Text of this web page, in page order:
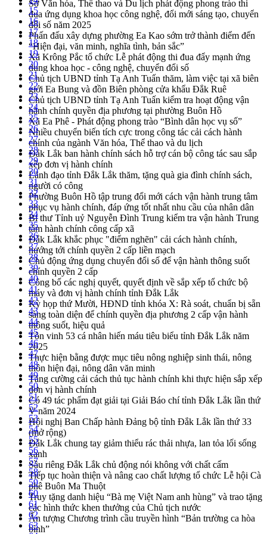
Sở Văn hóa, Thể thao và Du lịch phát động phong trào thi
đua ứng dụng khoa học công nghệ, đổi mới sáng tạo, chuyển
đổi số năm 2025
Phấn đấu xây dựng phường Ea Kao sớm trở thành điểm đến
“Hiện đại, văn minh, nghĩa tình, bản sắc”
Xã Krông Pắc tổ chức Lễ phát động thi đua đẩy mạnh ứng
dụng khoa học - công nghệ, chuyển đổi số
Chủ tịch UBND tỉnh Tạ Anh Tuấn thăm, làm việc tại xã biên
giới Ea Bung và đồn Biên phòng cửa khẩu Đắk Ruê
Chủ tịch UBND tỉnh Tạ Anh Tuấn kiểm tra hoạt động vận
hành chính quyền địa phương tại phường Buôn Hồ
Xã Ea Phê - Phát động phong trào “Bình dân học vụ số”
Nhiều chuyển biến tích cực trong công tác cải cách hành
chính của ngành Văn hóa, Thể thao và du lịch
Đắk Lắk ban hành chính sách hỗ trợ cán bộ công tác sau sắp
xếp đơn vị hành chính
Lãnh đạo tỉnh Đắk Lắk thăm, tặng quà gia đình chính sách,
người có công
Phường Buôn Hồ tập trung đổi mới cách vận hành trung tâm
phục vụ hành chính, đáp ứng tốt nhất nhu cầu của nhân dân
Bí thư Tỉnh uỷ Nguyễn Đình Trung kiểm tra vận hành Trung
tâm hành chính công cấp xã
Đắk Lắk khắc phục "điểm nghẽn" cải cách hành chính,
hướng tới chính quyền 2 cấp liền mạch
Chủ động ứng dụng chuyển đổi số để vận hành thông suốt
chính quyền 2 cấp
Công bố các nghị quyết, quyết định về sắp xếp tổ chức bộ
máy và đơn vị hành chính tỉnh Đắk Lắk
Kỳ họp thứ Mười, HĐND tỉnh khóa X: Rà soát, chuẩn bị sẵn
sàng toàn diện để chính quyền địa phương 2 cấp vận hành
thông suốt, hiệu quả
Tôn vinh 53 cá nhân hiến máu tiêu biểu tỉnh Đắk Lắk năm
2025
Thực hiện bằng được mục tiêu nông nghiệp sinh thái, nông
thôn hiện đại, nông dân văn minh
Tăng cường cải cách thủ tục hành chính khi thực hiện sắp xếp
đơn vị hành chính
Có 49 tác phẩm đạt giải tại Giải Báo chí tỉnh Đắk Lắk lần thứ
V năm 2024
Hội nghị Ban Chấp hành Đảng bộ tỉnh Đắk Lắk lần thứ 33
(mở rộng)
Đắk Lắk chung tay giảm thiểu rác thải nhựa, lan tỏa lối sống
xanh
Sầu riêng Đắk Lắk chủ động nói không với chất cấm
Tiếp tục hoàn thiện và nâng cao chất lượng tổ chức Lễ hội Cà
phê Buôn Ma Thuột
Truy tặng danh hiệu “Bà mẹ Việt Nam anh hùng” và trao tặng
các hình thức khen thưởng của Chủ tịch nước
Ấn tượng Chương trình cầu truyền hình “Bản trường ca hòa
bình”
15
16
17
18
19
20
21
22
23
24
25
26
27
28
29
30
31
32
33
34
35
36
37
38
39
40
41
42
43
44
45
46
47
48
49
50
51
52
53
54
55
56
57
58
59
60
61
62
63